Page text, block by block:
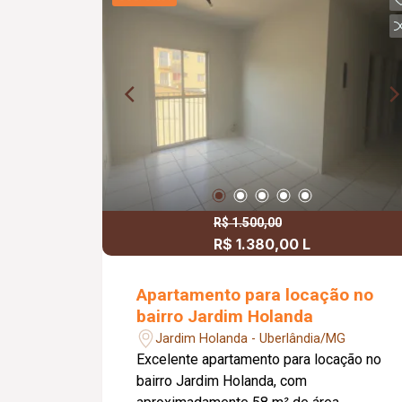
para a varanda gourmet com
lazer e confraternização. O apartamento
dispõe ainda de elevador e 02 vagas
de garagem.
R$ 1.500,00
R$ 1.380,00 L
Apartamento para locação no
bairro Jardim Holanda
Jardim Holanda - Uberlândia/MG
Excelente apartamento para locação no
bairro Jardim Holanda, com